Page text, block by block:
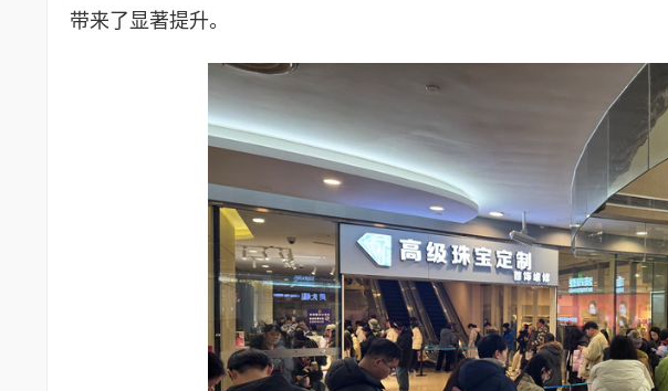
带来了显著提升。